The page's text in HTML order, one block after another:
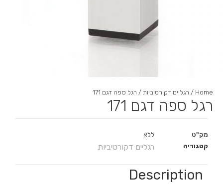
Home
/ רגליים דקורטיביות / רגל ספה דגם 171
רגל ספה דגם 171
מק"ט
ללא
קטגוריה
רגליים דקורטיביות
Description